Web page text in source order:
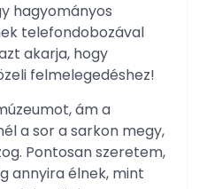
hagyományos
telefondobozával
akarja, hogy
felmelegedéshez!
ám a
a sor a sarkon megy,
Pontosan szeretem,
annyira élnek, mint